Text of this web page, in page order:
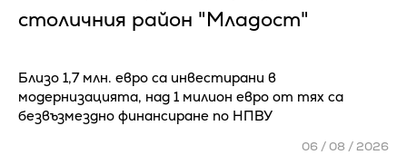
столичния район "Младост"
Близо 1,7 млн. евро са инвестирани в
модернизацията, над 1 милион евро от тях са
безвъзмездно финансиране по НПВУ
06 / 08 / 2026